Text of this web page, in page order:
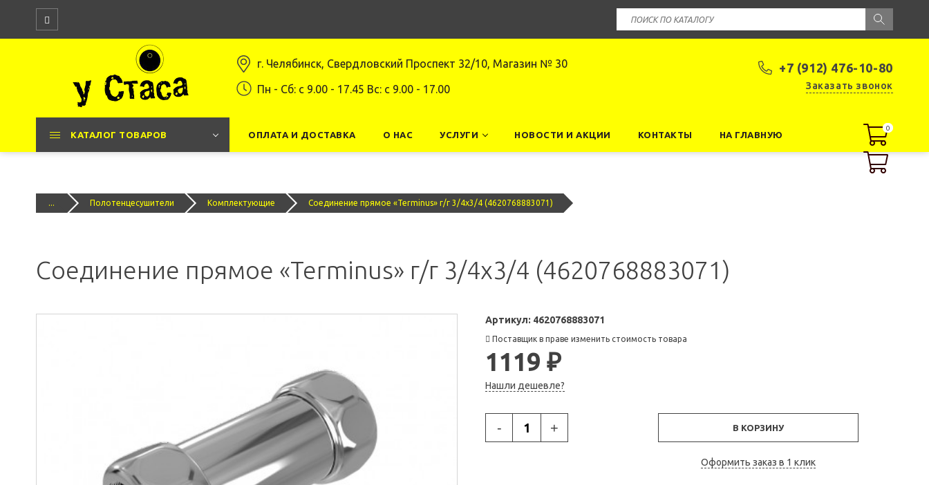
+7 (912) 476-10-80
Заказать звонок
г. Челябинск, Свердловский Проспект 32/10, Магазин № 30
Пн - Сб: c 9.00 - 17.45 Вс: c 9.00 - 17.00
КАТАЛОГ ТОВАРОВ ОПЛАТА И ДОСТАВКА О НАС УСЛУГИ НОВОСТИ И АКЦИИ КОНТАКТЫ НА ГЛАВНУЮ
0
0
... Полотенцесушители Комплектующие Соединение прямое «Terminus» г/г 3/4х3/4 (4620768883071)
Соединение прямое «Terminus» г/г 3/4х3/4 (4620768883071)
Артикул: 4620768883071
Поставщик в праве изменить стоимость товара
1119 ₽
Нашли дешевле?
- + В КОРЗИНУ
Оформить заказ в 1 клик